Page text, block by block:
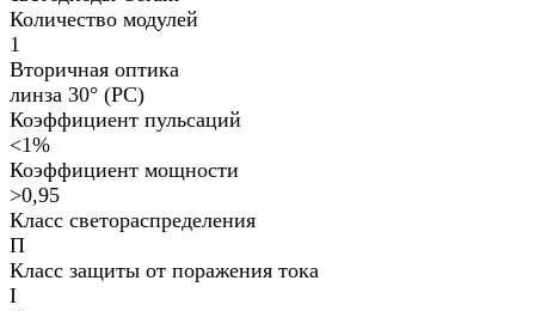
Количество модулей
1
Вторичная оптика
линза 30° (PC)
Коэффициент пульсаций
<1%
Коэффициент мощности
>0,95
Класс светораспределения
П
Класс защиты от поражения тока
I